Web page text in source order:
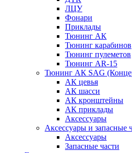
ЛЦУ
Фонари
Приклады
Тюнинг АК
Тюнинг карабинов
Тюнинг пулеметов
Тюнинг AR-15
Тюнинг АК SAG
АК цевья
АК шасси
АК кронштейны
АК приклады
Аксессуары
Аксессуары и запасные
Аксессуары
Запасные части